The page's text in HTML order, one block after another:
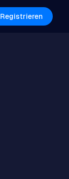
Sign Up
Registrieren